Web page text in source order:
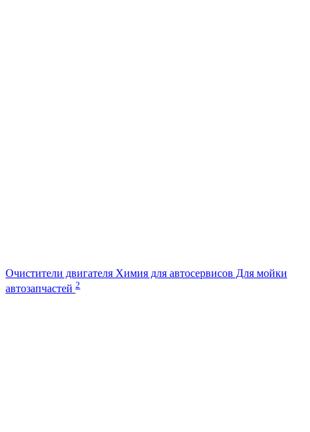
Очистители двигателя Химия для автосервисов Для мойки
автозапчастей 2